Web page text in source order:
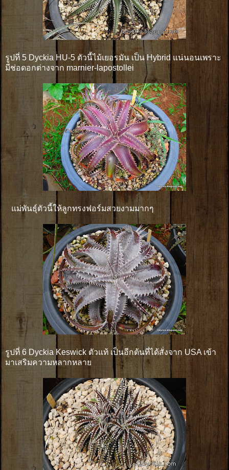
รูปที่ 5 Dyckia HU-5 ตัวนี้ไม้เยอรมัน เป็น Hybrid แน่นอนเพราะ
มีช่อดอกต่างจาก marnier-lapostollei
แม่พันธุ์ตัวนี้ให้ลูกทรงฟอร์มสวยงามมากๆ
รูปที่ 6 Dyckia Keswick ตัวแท้ เป็นอีกต้นที่ได้สั่งจาก USA เข้า
มาเสริมความหลากหลาย